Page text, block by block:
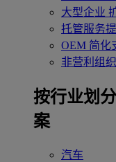
大型企业
托管服务
OEM 简化
非营利组
‌按行业划分
案
汽车